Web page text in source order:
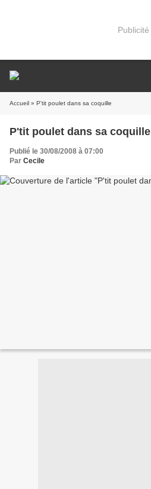
Publicité
Accueil » P'tit poulet dans sa coquille
P'tit poulet dans sa coquille
Publié le 30/08/2008 à 07:00
Par Cecile